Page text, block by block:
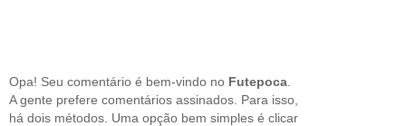
Opa! Seu comentário é bem-vindo no Futepoca.
A gente prefere comentários assinados. Para isso,
há dois métodos. Uma opção bem simples é clicar